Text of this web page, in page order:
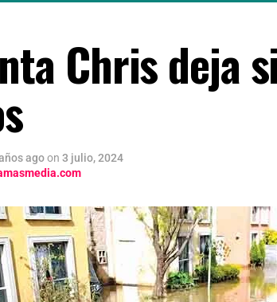
Chris deja
agoon 3 julio, 2024